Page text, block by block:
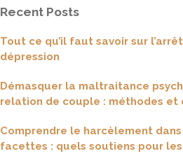
Recent Posts
Tout ce qu’il faut savoir sur
dépression
Démasquer la maltraitance
relation de couple : méthodes et
Comprendre le harcèlement
facettes : quels soutiens pour les